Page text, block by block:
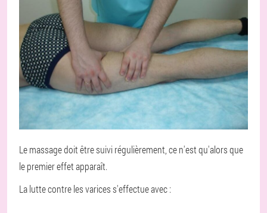
Le massage doit être suivi régulièrement, ce n'est qu'alors que
le premier effet apparaît.
La lutte contre les varices s'effectue avec :